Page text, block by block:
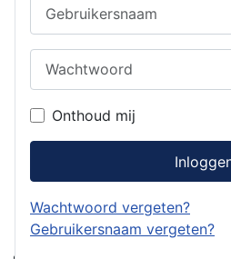
Onthoud mij
Wachtwoord vergeten?
Gebruikersnaam vergeten?